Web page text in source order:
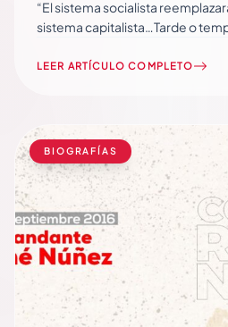
“El sistema socialista
sistema capitalista…Tarde o
Un día como hoy, hace 73 años,
LEER ARTÍCULO COMPLETO
BIOGRAFÍAS